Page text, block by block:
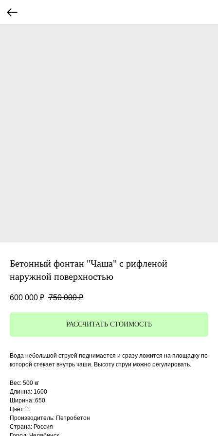
Бетонный фонтан "Чаша" с рифленой
наружной поверхностью
600 000 ₽ 750 000 ₽
РАССЧИТАТЬ СТОИМОСТЬ
Вода небольшой струей поднимается и сразу ложится на площадку по
которой стекает внутрь чаши. Высоту струи можно регулировать.
Вес: 500 кг
Длинна: 1600
Ширина: 650
Цвет: 1
Производитель: Петробетон
Страна: Россия